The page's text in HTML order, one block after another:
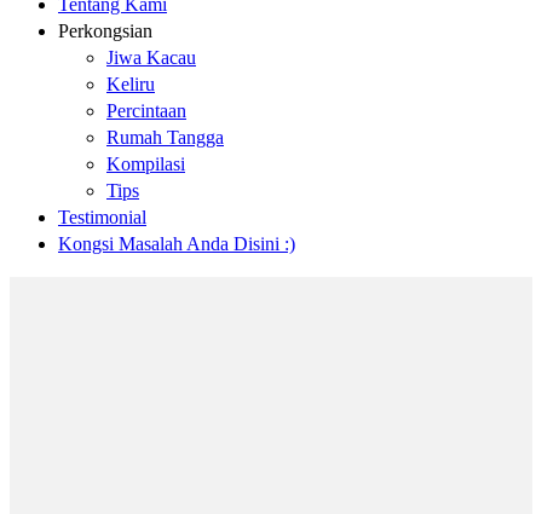
Tentang Kami
Perkongsian
Jiwa Kacau
Keliru
Percintaan
Rumah Tangga
Kompilasi
Tips
Testimonial
Kongsi Masalah Anda Disini :)